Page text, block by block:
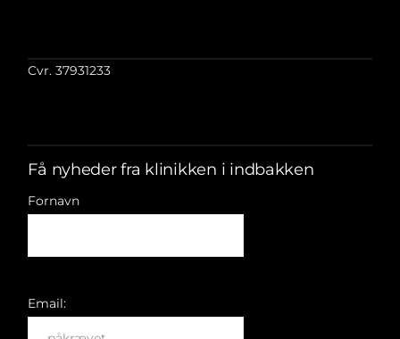
Cvr. 37931233
Få nyheder fra klinikken i indbakken
Fornavn
Email: